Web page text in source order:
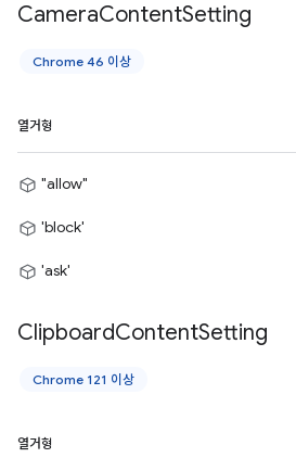
CameraContentSetting
Chrome 46 이상
열거형
"allow"
'block'
'ask'
ClipboardContentSetting
Chrome 121 이상
열거형